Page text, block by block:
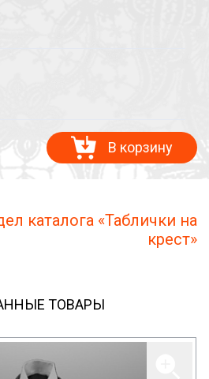
В корзину
каталога «Таблички на
крест»
ТОВАРЫ